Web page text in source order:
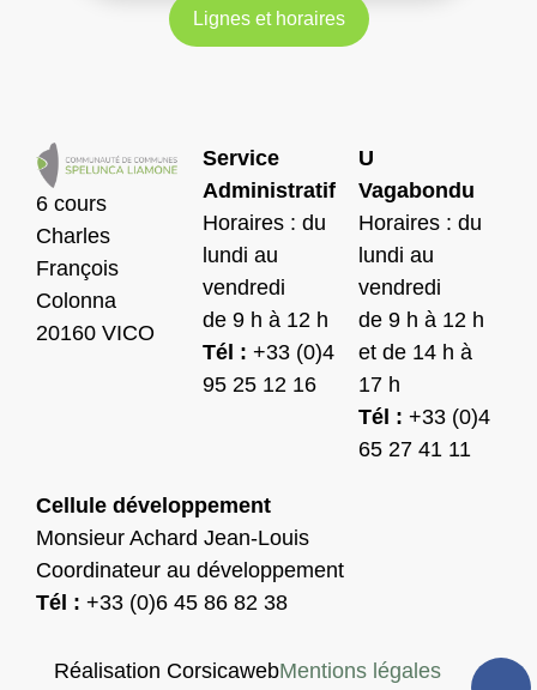
Lignes et horaires
6 cours
Charles
François
Colonna
20160 VICO
Service
Administratif
Horaires : du
lundi au
vendredi
de 9 h à 12 h
Tél : +33 (0)4
95 25 12 16
U
Vagabondu
Horaires : du
lundi au
vendredi
de 9 h à 12 h
et de 14 h à
17 h
Tél : +33 (0)4
65 27 41 11
Cellule développement
Monsieur Achard Jean-Louis
Coordinateur au développement
Tél : +33 (0)6 45 86 82 38
Réalisation CorsicawebMentions légales